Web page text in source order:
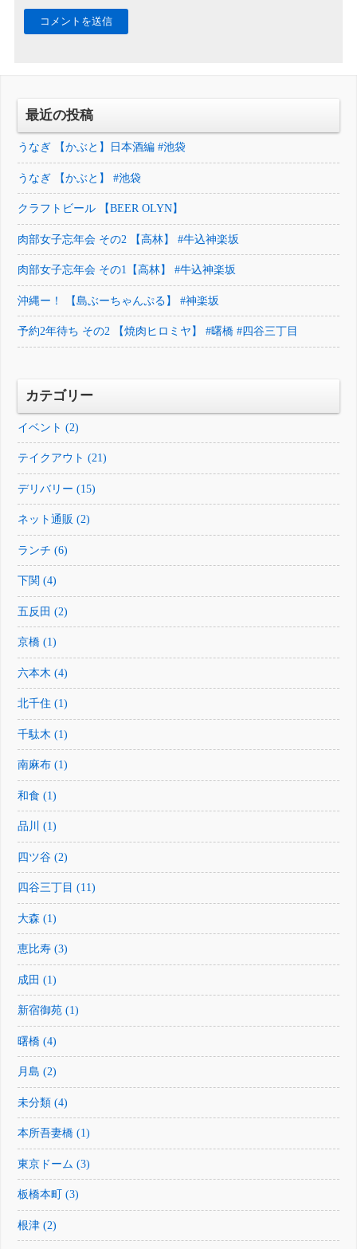
最近の投稿
うなぎ 【かぶと】日本酒編 #池袋
うなぎ 【かぶと】 #池袋
クラフトビール 【BEER OLYN】
肉部女子忘年会 その2 【高林】 #牛込神楽坂
肉部女子忘年会 その1【高林】 #牛込神楽坂
沖縄ー！ 【島ぶーちゃんぷる】 #神楽坂
予約2年待ち その2 【焼肉ヒロミヤ】 #曙橋 #四谷三丁目
カテゴリー
イベント (2)
テイクアウト (21)
デリバリー (15)
ネット通販 (2)
ランチ (6)
下関 (4)
五反田 (2)
京橋 (1)
六本木 (4)
北千住 (1)
千駄木 (1)
南麻布 (1)
和食 (1)
品川 (1)
四ツ谷 (2)
四谷三丁目 (11)
大森 (1)
恵比寿 (3)
成田 (1)
新宿御苑 (1)
曙橋 (4)
月島 (2)
未分類 (4)
本所吾妻橋 (1)
東京ドーム (3)
板橋本町 (3)
根津 (2)